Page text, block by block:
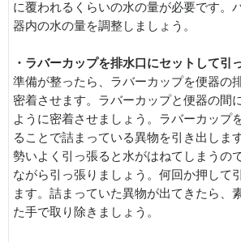
に覆われるくらいの水の量が必要です。
器内の水の量を調整しましょう。
・ラバーカップを排水口にセットして引
準備が整ったら、ラバーカップを便器の
密着させます。ラバーカップと便器の間
ように密着させましょう。ラバーカップ
ることで詰まっている異物を引き出しま
勢いよく引っ張ると水がはねてしまうの
ながら引っ張りましょう。何回か押して
ます。詰まっていた異物が出てきたら、
た手で取り除きましょう。